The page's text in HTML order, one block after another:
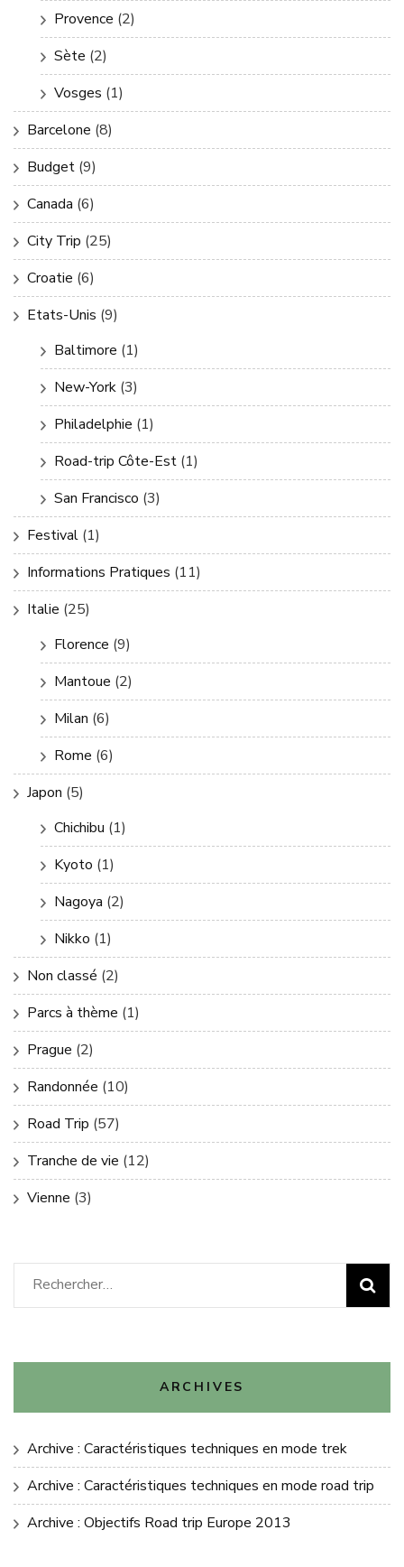
Provence (2)
Sète (2)
Vosges (1)
Barcelone (8)
Budget (9)
Canada (6)
City Trip (25)
Croatie (6)
Etats-Unis (9)
Baltimore (1)
New-York (3)
Philadelphie (1)
Road-trip Côte-Est (1)
San Francisco (3)
Festival (1)
Informations Pratiques (11)
Italie (25)
Florence (9)
Mantoue (2)
Milan (6)
Rome (6)
Japon (5)
Chichibu (1)
Kyoto (1)
Nagoya (2)
Nikko (1)
Non classé (2)
Parcs à thème (1)
Prague (2)
Randonnée (10)
Road Trip (57)
Tranche de vie (12)
Vienne (3)
Rechercher :
ARCHIVES
Archive : Caractéristiques techniques en mode trek
Archive : Caractéristiques techniques en mode road trip
Archive : Objectifs Road trip Europe 2013